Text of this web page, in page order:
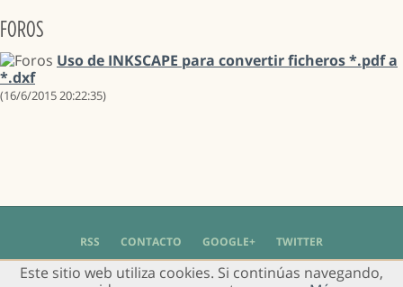
FOROS
Uso de INKSCAPE para convertir ficheros *.pdf a
*.dxf
(16/6/2015 20:22:35)
RSS CONTACTO GOOGLE+ TWITTER
© 2004 - 2018 Grupo de Usuarios de Gimp en Español -Política de Privacidad
Este sitio web utiliza cookies. Si continúas navegando,